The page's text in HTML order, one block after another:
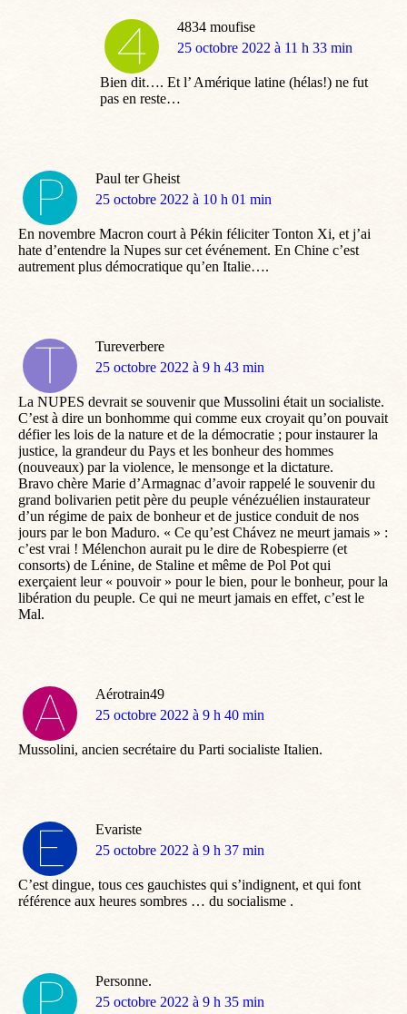
4834 moufise
dit
25 octobre 2022 à 11 h 33 min
Bien dit…. Et l’ Amérique latine (hélas!) ne fut
pas en reste…
Paul ter Gheist
dit
25 octobre 2022 à 10 h 01 min
En novembre Macron court à Pékin féliciter Tonton Xi, et j’ai
hate d’entendre la Nupes sur cet événement. En Chine c’est
autrement plus démocratique qu’en Italie….
Tureverbere
dit
25 octobre 2022 à 9 h 43 min
La NUPES devrait se souvenir que Mussolini était un socialiste.
C’est à dire un bonhomme qui comme eux croyait qu’on pouvait
défier les lois de la nature et de la démocratie ; pour instaurer la
justice, la grandeur du Pays et les bonheur des hommes
(nouveaux) par la violence, le mensonge et la dictature.
Bravo chère Marie d’Armagnac d’avoir rappelé le souvenir du
grand bolivarien petit père du peuple vénézuélien instaurateur
d’un régime de paix de bonheur et de justice conduit de nos
jours par le bon Maduro. « Ce qu’est Chávez ne meurt jamais » :
c’est vrai ! Mélenchon aurait pu le dire de Robespierre (et
consorts) de Lénine, de Staline et même de Pol Pot qui
exerçaient leur « pouvoir » pour le bien, pour le bonheur, pour la
libération du peuple. Ce qui ne meurt jamais en effet, c’est le
Mal.
Aérotrain49
dit
25 octobre 2022 à 9 h 40 min
Mussolini, ancien secrétaire du Parti socialiste Italien.
Evariste
dit
25 octobre 2022 à 9 h 37 min
C’est dingue, tous ces gauchistes qui s’indignent, et qui font
référence aux heures sombres … du socialisme .
Personne.
dit
25 octobre 2022 à 9 h 35 min